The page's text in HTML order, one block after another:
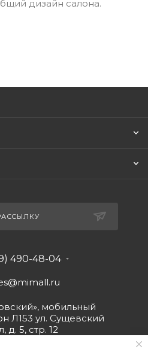
дизайн салона.
490-48-04
мобильный
Л153 ул. Сущевский
д. 5, стр. 12